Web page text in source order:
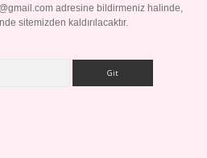
adresine bildirmeniz halinde,
sitemizden kaldırılacaktır.